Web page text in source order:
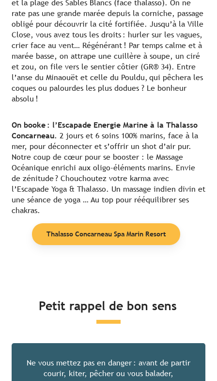
et la plage des Sables Blancs (face thalasso). On ne
rate pas une grande marée depuis la corniche, passage
obligé pour découvrir la cité fortifiée. Jusqu’à la Ville
Close, vous avez tous les droits : hurler sur les vagues,
crier face au vent… Régénérant ! Par temps calme et à
marée basse, on attrape une cuillère à soupe, un ciré
et zou, on file vers le sentier côtier (GR® 34). Entre
l’anse du Minaouët et celle du Pouldu, qui pêchera les
coques ou palourdes les plus dodues ? Le bonheur
absolu !
On booke : l’Escapade Energie Marine à la Thalasso
Concarneau. 2 jours et 6 soins 100% marins, face à la
mer, pour déconnecter et s’offrir un shot d’air pur.
Notre coup de cœur pour se booster : le Massage
Océanique enrichi aux oligo-éléments marins. Envie
de zénitude ? Chouchoutez votre karma avec
l’Escapade Yoga & Thalasso. Un massage indien divin et
une séance de yoga … Au top pour rééquilibrer ses
chakras.
Thalasso Concarneau Spa Marin Resort
Petit rappel de bon sens
Ne vous mettez pas en danger : avant de partir
courir, kiter, pêcher ou vous balader,